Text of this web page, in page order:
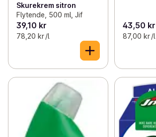
Skurekrem sitron
Flytende, 500 ml, Jif
39,10 kr
78,20 kr /l
43,50 kr
87,00 kr /l